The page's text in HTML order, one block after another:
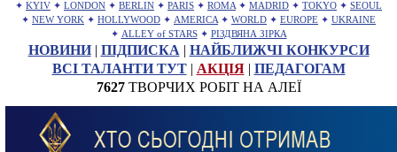
✦ KYIV ✦ LONDON ✦ BERLIN ✦ PARIS ✦ ROMA ✦ MADRID ✦ TOKYO ✦ SEOUL
✦ NEW YORK ✦ HOLLYWOOD ✦ AMERICA ✦ WORLD ✦ EUROPE ✦ UKRAINE
✦ ALLEY of STARS ✦ РІЗДВЯНА ЗІРКА
НОВИНИ| ПІДПИСКА | НАЙБЛИЖЧІ КОНКУРСИ
ВСІ ТАЛАНТИ ТУТ| АКЦІЯ| ПЕДАГОГАМ
7627ТВОРЧИХ РОБІТ НА АЛЕЇ